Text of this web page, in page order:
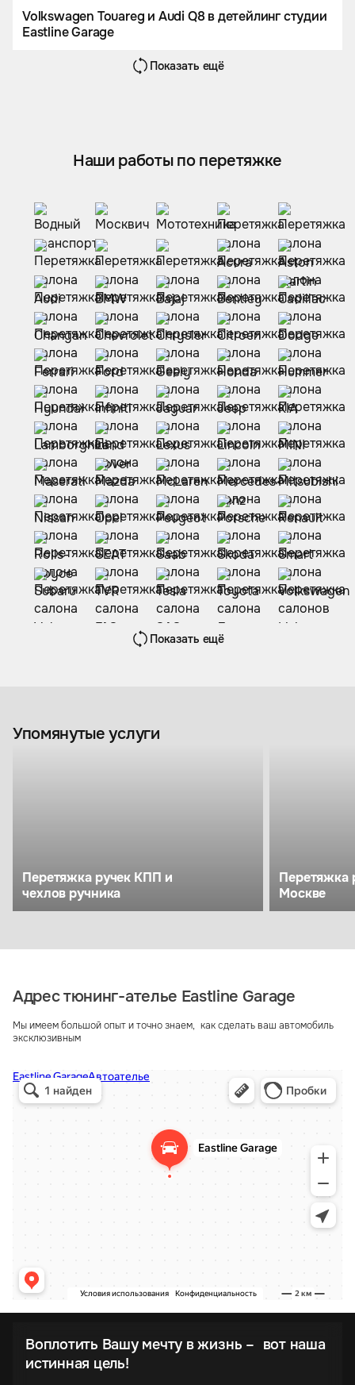
Volkswagen Touareg и Audi Q8 в детейлинг студии
Eastline Garage
Показать ещё
Наши работы по перетяжке
Показать ещё
Упомянутые услуги
Перетяжка ручек КПП и
чехлов ручника
Перетяжка
Москве
Адрес тюнинг-ателье Eastline Garage
Мы имеем большой опыт и точно знаем, как сделать ваш автомобиль
эксклюзивным
Воплотить Вашу мечту в жизнь – вот наша
истинная цель!